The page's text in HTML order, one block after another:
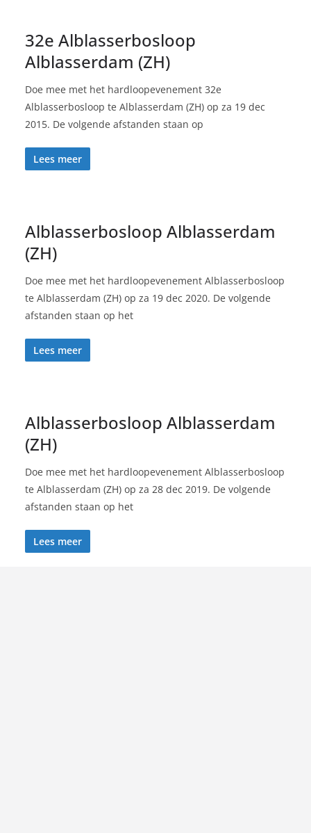
32e Alblasserbosloop
Alblasserdam (ZH)
Doe mee met het hardloopevenement 32e
Alblasserbosloop te Alblasserdam (ZH) op za 19 dec
2015. De volgende afstanden staan op
Lees meer
Alblasserbosloop Alblasserdam
(ZH)
Doe mee met het hardloopevenement Alblasserbosloop
te Alblasserdam (ZH) op za 19 dec 2020. De volgende
afstanden staan op het
Lees meer
Alblasserbosloop Alblasserdam
(ZH)
Doe mee met het hardloopevenement Alblasserbosloop
te Alblasserdam (ZH) op za 28 dec 2019. De volgende
afstanden staan op het
Lees meer